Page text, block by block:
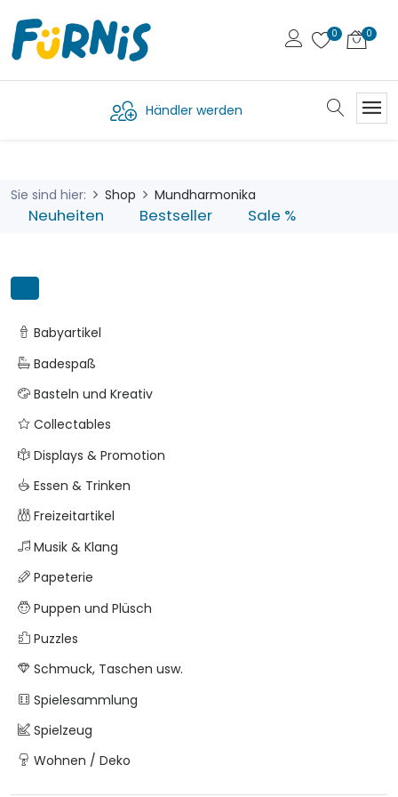
Händler werden
Sie sind hier: Shop Mundharmonika
Neuheiten Bestseller Sale %
Babyartikel
Badespaß
Basteln und Kreativ
Collectables
Displays & Promotion
Essen & Trinken
Freizeitartikel
Musik & Klang
Papeterie
Puppen und Plüsch
Puzzles
Schmuck, Taschen usw.
Spielesammlung
Spielzeug
Wohnen / Deko